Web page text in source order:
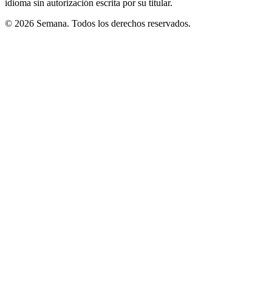
idioma sin autorización escrita por su titular.
© 2026 Semana. Todos los derechos reservados.